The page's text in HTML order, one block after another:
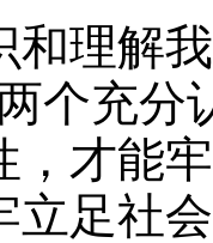
理解我
个充分
，才能
立足社